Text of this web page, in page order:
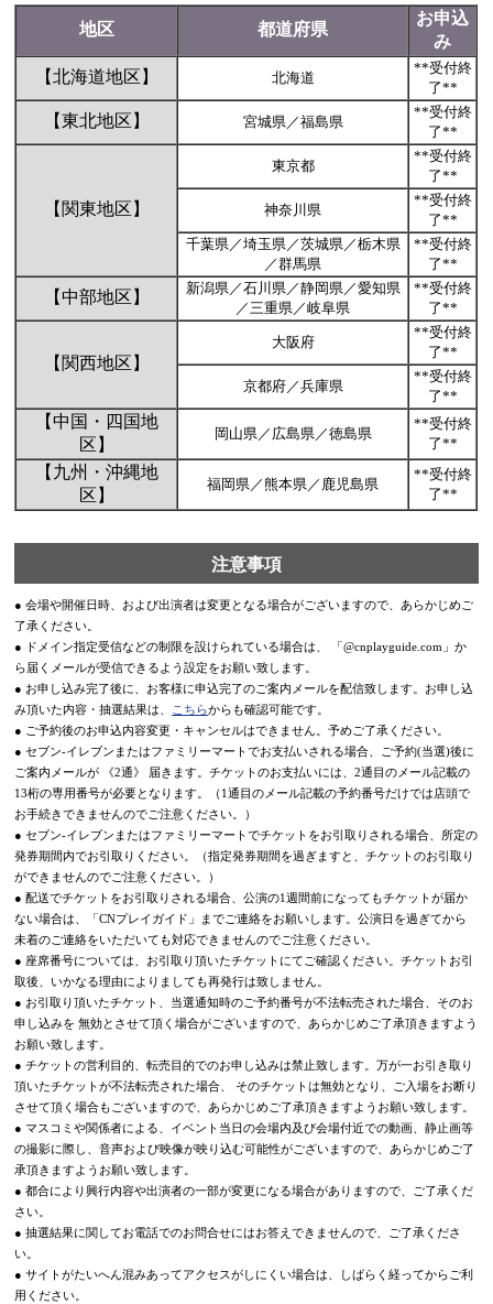
地区 都道府県
お申込
み
【北海道地区】
北海道
**受付終
了**
【東北地区】 宮城県／福島県
**受付終
了**
【関東地区】
東京都
**受付終
了**
神奈川県
**受付終
了**
千葉県／埼玉県／茨城県／栃木県
／群馬県
**受付終
了**
【中部地区】
新潟県／石川県／静岡県／愛知県
／三重県／岐阜県
**受付終
了**
【関西地区】
大阪府
**受付終
了**
京都府／兵庫県
**受付終
了**
【中国・四国地
区】
岡山県／広島県／徳島県
**受付終
了**
【九州・沖縄地
区】
福岡県／熊本県／鹿児島県
**受付終
了**
注意事項
● 会場や開催日時、および出演者は変更となる場合がございますので、あらかじめご
了承ください。
● ドメイン指定受信などの制限を設けられている場合は、 「@cnplayguide.com」か
ら届くメールが受信できるよう設定をお願い致します。
● お申し込み完了後に、お客様に申込完了のご案内メールを配信致します。お申し込
み頂いた内容・抽選結果は、
こちらからも確認可能です。
● ご予約後のお申込内容変更・キャンセルはできません。予めご了承ください。
● セブン-イレブンまたはファミリーマートでお支払いされる場合、ご予約(当選)後に
ご案内メールが 《2通》 届きます。チケットのお支払いには、2通目のメール記載の
13桁の専用番号が必要となります。（1通目のメール記載の予約番号だけでは店頭で
お手続きできませんのでご注意ください。）
● セブン-イレブンまたはファミリーマートでチケットをお引取りされる場合、所定の
発券期間内でお引取りください。（指定発券期間を過ぎますと、チケットのお引取り
ができませんのでご注意ください。）
● 配送でチケットをお引取りされる場合、公演の1週間前になってもチケットが届か
ない場合は、「CNプレイガイド」までご連絡をお願いします。公演日を過ぎてから
未着のご連絡をいただいても対応できませんのでご注意ください。
● 座席番号については、お引取り頂いたチケットにてご確認ください。チケットお引
取後、いかなる理由によりましても再発行は致しません。
● お引取り頂いたチケット、当選通知時のご予約番号が不法転売された場合、そのお
申し込みを 無効とさせて頂く場合がございますので、あらかじめご了承頂きますよう
お願い致します。
● チケットの営利目的、転売目的でのお申し込みは禁止致します。万が一お引き取り
頂いたチケットが不法転売された場合、 そのチケットは無効となり、ご入場をお断り
させて頂く場合もございますので、あらかじめご了承頂きますようお願い致します。
● マスコミや関係者による、イベント当日の会場内及び会場付近での動画、静止画等
の撮影に際し、音声および映像が映り込む可能性がございますので、あらかじめご了
承頂きますようお願い致します。
● 都合により興行内容や出演者の一部が変更になる場合がありますので、ご了承くだ
さい。
● 抽選結果に関してお電話でのお問合せにはお答えできませんので、ご了承くださ
い。
● サイトがたいへん混みあってアクセスがしにくい場合は、しばらく経ってからご利
用ください。